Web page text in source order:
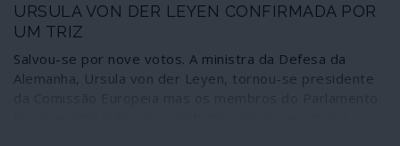
URSULA VON DER LEYEN CONFIRMADA POR
UM TRIZ
Salvou-se por nove votos. A ministra da Defesa da
Alemanha, Ursula von der Leyen, tornou-se presidente